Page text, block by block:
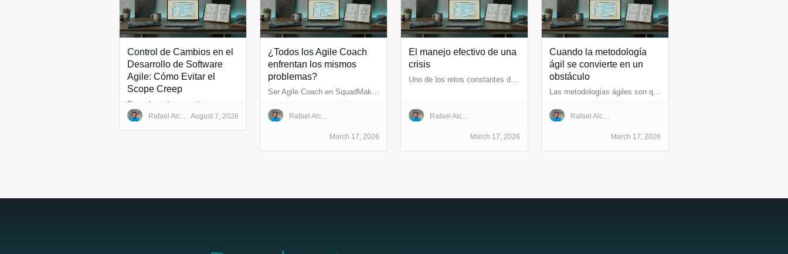
Control de Cambios en el
Desarrollo de Software
Agile: Cómo Evitar el
Scope Creep
Rafael Alcalde Cazorla August 7, 2026
¿Todos los Agile Coach
enfrentan los mismos
problemas?
Ser Agile Coach en SquadMakers me ha permitido conocer un conjunto de escenarios a los que nunca me había enfrentado
Rafael Alcalde Cazorla
March 17, 2026
El manejo efectivo de una
crisis
Uno de los retos constantes dentro del mundo de las Startups es el manejo de crisis
Rafael Alcalde Cazorla
March 17, 2026
Cuando la metodología
ágil se convierte en un
obstáculo
Las metodologías ágiles son quizás lo primero que escuchamos como desarrolladores y, en general, cualquier persona involucrada en el proceso de productos digitales
Rafael Alcalde Cazorla
March 17, 2026